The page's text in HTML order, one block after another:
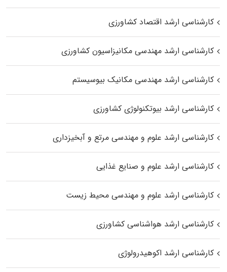
کارشناسی ارشد اقتصاد کشاورزی
کارشناسی ارشد مهندسی مکانیزاسیون کشاورزی
کارشناسی ارشد مهندسی مکانیک بیوسیستم
کارشناسی ارشد بیوتکنولوژی کشاورزی
کارشناسی ارشد علوم و مهندسی مرتع و آبخیزداری
کارشناسی ارشد علوم و صنایع غذایی
کارشناسی ارشد علوم و مهندسی محیط زیست
کارشناسی ارشد هواشناسی کشاورزی
کارشناسی ارشد اکوهیدرولوژی